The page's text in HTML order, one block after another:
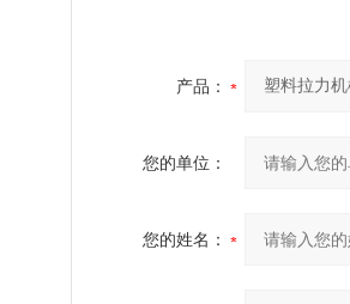
产品：
您的单位：
您的姓名：